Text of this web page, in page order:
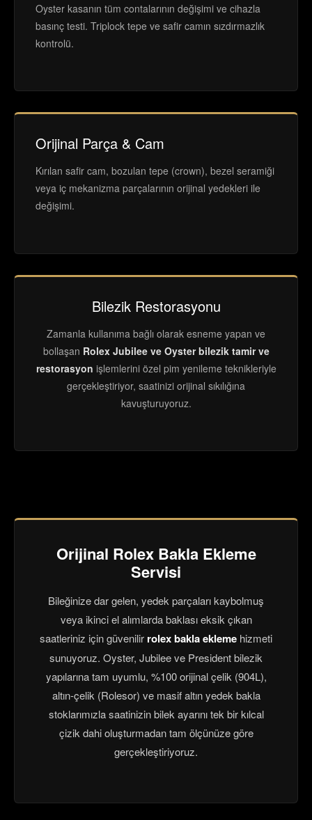
Oyster kasanın tüm contalarının değişimi ve cihazla
basınç testi. Triplock tepe ve safir camın sızdırmazlık
kontrolü.
Orijinal Parça & Cam
Kırılan safir cam, bozulan tepe (crown), bezel seramiği
veya iç mekanizma parçalarının orijinal yedekleri ile
değişimi.
Bilezik Restorasyonu
Zamanla kullanıma bağlı olarak esneme yapan ve
bollaşan Rolex Jubilee ve Oyster bilezik tamir ve
restorasyon işlemlerini özel pim yenileme teknikleriyle
gerçekleştiriyor, saatinizi orijinal sıkılığına
kavuşturuyoruz.
Orijinal Rolex Bakla Ekleme
Servisi
Bileğinize dar gelen, yedek parçaları kaybolmuş
veya ikinci el alımlarda baklası eksik çıkan
saatleriniz için güvenilir rolex bakla ekleme hizmeti
sunuyoruz. Oyster, Jubilee ve President bilezik
yapılarına tam uyumlu, %100 orijinal çelik (904L),
altın-çelik (Rolesor) ve masif altın yedek bakla
stoklarımızla saatinizin bilek ayarını tek bir kılcal
çizik dahi oluşturmadan tam ölçünüze göre
gerçekleştiriyoruz.